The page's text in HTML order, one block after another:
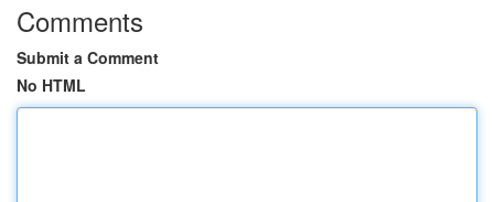
Comments
Submit a Comment
No HTML